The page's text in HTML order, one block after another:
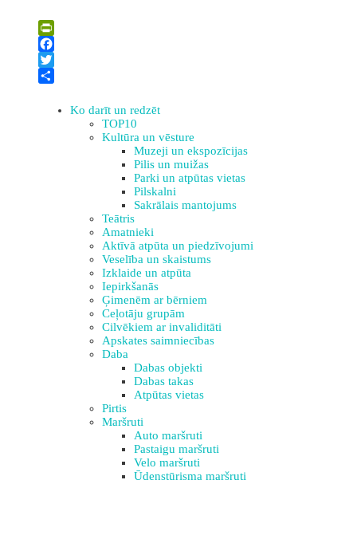
PrintFriendly
Facebook
Twitter
Ko darīt un redzēt
TOP10
Kultūra un vēsture
Muzeji un ekspozīcijas
Pilis un muižas
Parki un atpūtas vietas
Pilskalni
Sakrālais mantojums
Teātris
Amatnieki
Aktīvā atpūta un piedzīvojumi
Veselība un skaistums
Izklaide un atpūta
Iepirkšanās
Ģimenēm ar bērniem
Ceļotāju grupām
Cilvēkiem ar invaliditāti
Apskates saimniecības
Daba
Dabas objekti
Dabas takas
Atpūtas vietas
Pirtis
Maršruti
Auto maršruti
Pastaigu maršruti
Velo maršruti
Ūdenstūrisma maršruti